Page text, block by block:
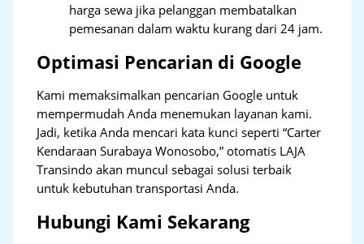
harga sewa jika pelanggan membatalkan
pemesanan dalam waktu kurang dari 24 jam.
Optimasi Pencarian di Google
Kami memaksimalkan pencarian Google untuk
mempermudah Anda menemukan layanan kami.
Jadi, ketika Anda mencari kata kunci seperti “Carter
Kendaraan Surabaya Wonosobo,” otomatis LAJA
Transindo akan muncul sebagai solusi terbaik
untuk kebutuhan transportasi Anda.
Hubungi Kami Sekarang